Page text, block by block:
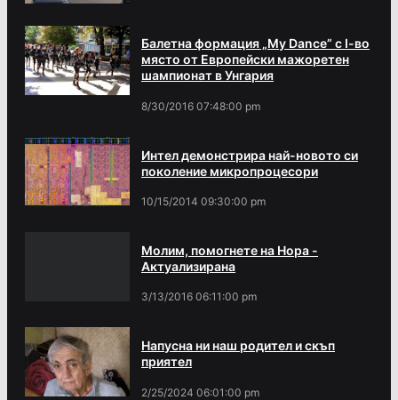
Балетна формация „My Dance” с І-во
място от Европейски мажоретен
шампионат в Унгария
8/30/2016 07:48:00 pm
Интел демонстрира най-новото си
поколение микропроцесори
10/15/2014 09:30:00 pm
Молим, помогнете на Нора -
Актуализирана
3/13/2016 06:11:00 pm
Напусна ни наш родител и скъп
приятел
2/25/2024 06:01:00 pm